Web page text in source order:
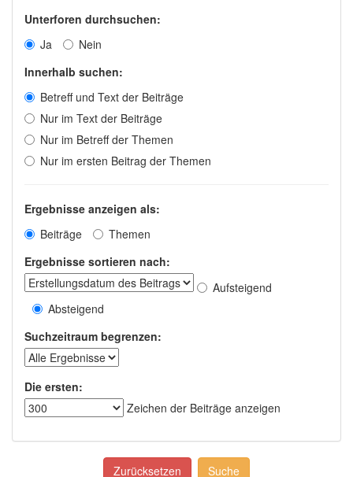
Unterforen durchsuchen:
Ja
Nein
Innerhalb suchen:
Betreff und Text der Beiträge
Nur im Text der Beiträge
Nur im Betreff der Themen
Nur im ersten Beitrag der Themen
Ergebnisse anzeigen als:
Beiträge
Themen
Ergebnisse sortieren nach:
Aufsteigend
Absteigend
Suchzeitraum begrenzen:
Die ersten:
Zeichen der Beiträge anzeigen